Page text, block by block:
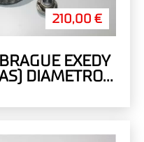
210,00 €
EXEDY
DIAMETRO